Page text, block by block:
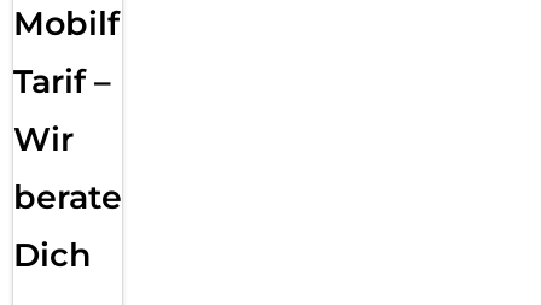
Mobilfunk
Tarif –
Wir
beraten
Dich